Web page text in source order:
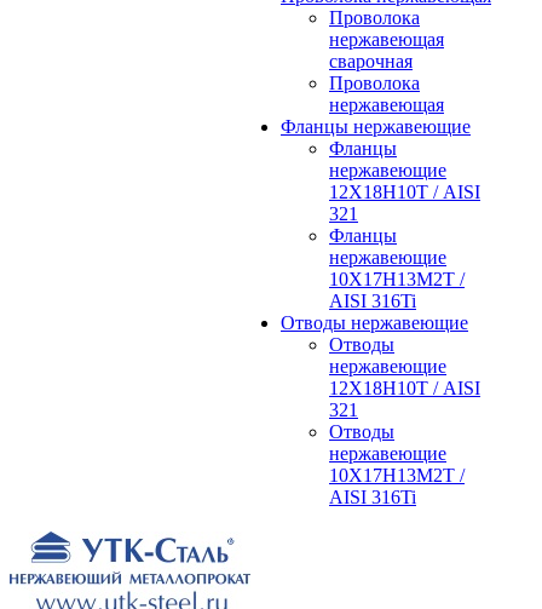
Проволока
нержавеющая
сварочная
Проволока
нержавеющая
Фланцы нержавеющие
Фланцы
нержавеющие
12Х18Н10Т / AISI
321
Фланцы
нержавеющие
10Х17Н13М2Т /
AISI 316Ti
Отводы нержавеющие
Отводы
нержавеющие
12Х18Н10Т / AISI
321
Отводы
нержавеющие
10Х17Н13М2Т /
AISI 316Ti